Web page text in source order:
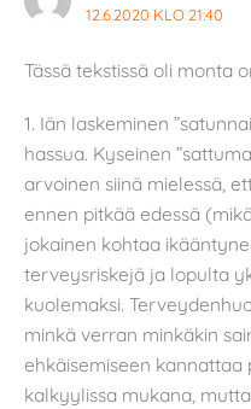
12.6.2020 KLO 21:40
Tässä tekstissä oli monta
1. Iän laskeminen
hassua. Kyseinen
arvoinen siinä mielessä,
ennen pitkää edessä
jokainen kohtaa
terveysriskejä ja lopulta
kuolemaksi.
minkä verran minkäkin
ehkäisemiseen kannattaa
kalkyylissa mukana,